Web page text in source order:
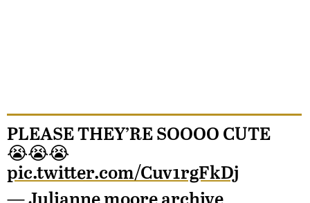
PLEASE THEY’RE SOOOO CUTE
😭😭😭
pic.twitter.com/Cuv1rgFkDj